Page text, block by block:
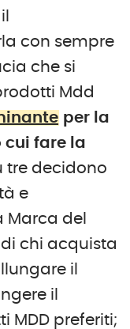
con sempre
che si
Mdd
per la
cui fare la
tre decidono
e
Marca del
chi acquista
il
il
MDD preferiti;